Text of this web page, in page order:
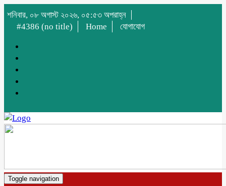
শনিবার, ০৮ অগাস্ট ২০২৬, ০৫:৫৩ অপরাহ্ন
#4386 (no title)
Home যোগাযোগ
Toggle navigation